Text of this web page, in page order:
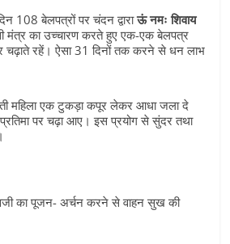
108 बेलपत्रों पर चंदन द्वाराऊं नमः शिवाय
मंत्र का उच्चारण करते हुए एक-एक बेलपत्र
चढ़ाते रहें। ऐसा 31 दिनों तक करने से धन लाभ
महिला एक टुकड़ा कपूर लेकर आधा जला दे
पर चढ़ा आए। इस प्रयोग से सुंदर तथा
का पूजन- अर्चन करने से वाहन सुख की